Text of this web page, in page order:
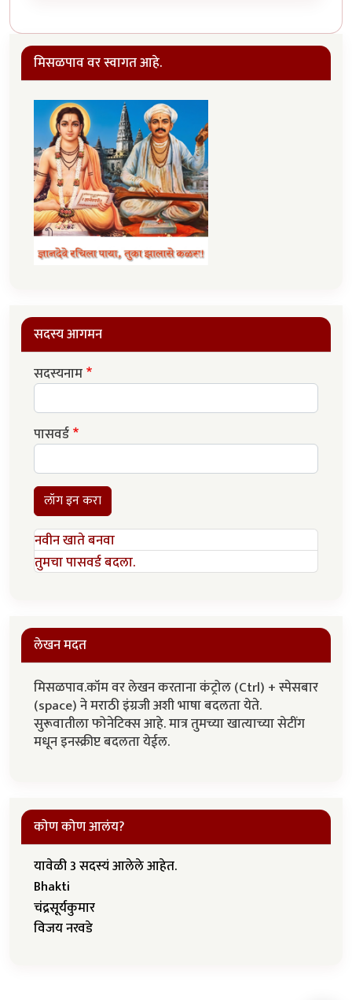
मिसळपाव वर स्वागत आहे.
सदस्य आगमन
सदस्यनाम
पासवर्ड
लॉग इन करा
नवीन खाते बनवा
तुमचा पासवर्ड बदला.
लेखन मदत
मिसळपाव.कॉम वर लेखन करताना कंट्रोल (Ctrl) + स्पेसबार
(space) ने मराठी इंग्रजी अशी भाषा बदलता येते.
सुरूवातीला फोनेटिक्स आहे. मात्र तुमच्या खात्याच्या सेटींग
मधून इनस्क्रीप्ट बदलता येईल.
कोण कोण आलंय?
यावेळी 3 सदस्यं आलेले आहेत.
Bhakti
चंद्रसूर्यकुमार
विजय नरवडे